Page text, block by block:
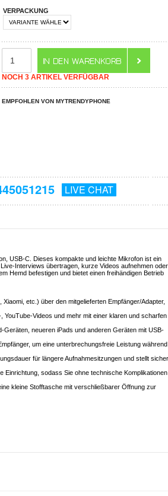
VERPACKUNG
NOCH 3 ARTIKEL VERFÜGBAR
EMPFOHLEN VON MYTRENDYPHONE
LIVE CHAT
USB-C. Dieses kompakte und leichte Mikrofon ist ein
Interviews übertragen, kurze Videos aufnehmen oder
Hemd befestigen und bietet einen freihändigen Betrieb
etc.) über den mitgelieferten Empfänger/Adapter,
YouTube-Videos und mehr mit einer klaren und scharfen
Geräten, neueren iPads und anderen Geräten mit USB-
um eine unterbrechungsfreie Leistung während
für längere Aufnahmesitzungen und stellt sicher,
Einrichtung, sodass Sie ohne technische Komplikationen
kleine Stofftasche mit verschließbarer Öffnung zur